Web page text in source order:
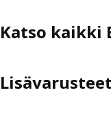
Katso kaikki